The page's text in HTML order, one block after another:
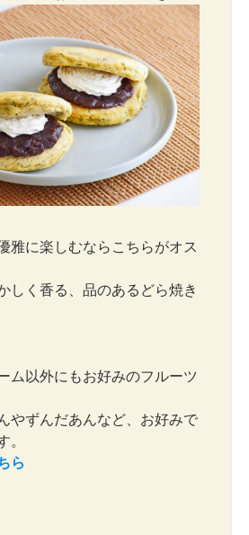
雅に楽しむならこちらがオス
しく香る、品のあるどら焼き
ム以外にもお好みのフルーツ
やずんだあんなど、お好みで
。
ら